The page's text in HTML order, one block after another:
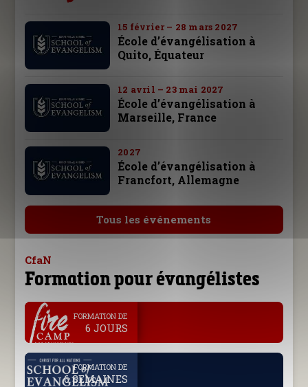
15 février – 28 mars 2027
École d’évangélisation à
Quito, Équateur
12 avril – 23 mai 2027
École d’évangélisation à
Marseille, France
2027
École d’évangélisation à
Francfort, Allemagne
Tous les événements
CfaN
Formation pour évangélistes
. FORMATION DE
6 JOURS
. FORMATION DE
6 SEMAINES